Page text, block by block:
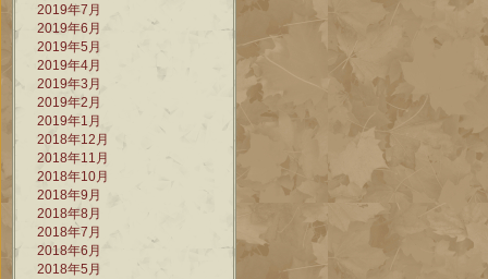
2019年7月
2019年6月
2019年5月
2019年4月
2019年3月
2019年2月
2019年1月
2018年12月
2018年11月
2018年10月
2018年9月
2018年8月
2018年7月
2018年6月
2018年5月